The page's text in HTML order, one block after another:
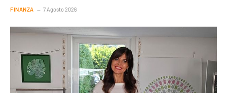
FINANZA 7 Agosto 2026